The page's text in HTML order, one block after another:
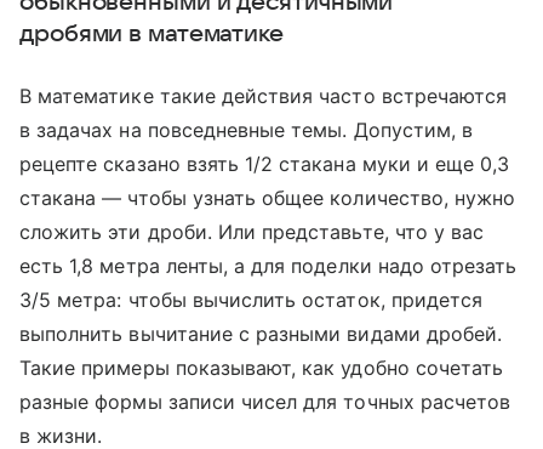
дробями в математике
В математике такие действия часто встречаются
в задачах на повседневные темы. Допустим, в
рецепте сказано взять 1/2 стакана муки и еще 0,3
стакана — чтобы узнать общее количество, нужно
сложить эти дроби. Или представьте, что у вас
есть 1,8 метра ленты, а для поделки надо отрезать
3/5 метра: чтобы вычислить остаток, придется
выполнить вычитание с разными видами дробей.
Такие примеры показывают, как удобно сочетать
разные формы записи чисел для точных расчетов
в жизни.